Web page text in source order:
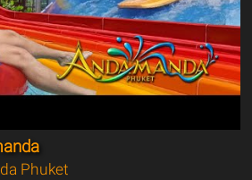
Phuket